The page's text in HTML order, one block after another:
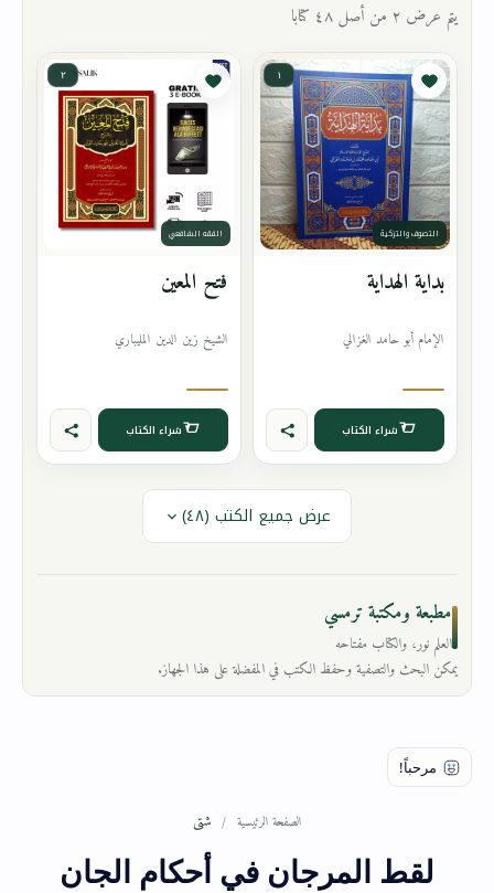
يتم عرض ٢ من أصل ٤٨ كتابا
١
التصوف والتزكية
بداية الهداية
الإمام أبو حامد الغزالي
شراء الكتاب
٢
الفقه الشافعي
فتح المعين
الشيخ زين الدين المليباري
شراء الكتاب
عرض جميع الكتب (٤٨)
مطبعة ومكتبة ترمسي
العلم نور، والكتاب مفتاحه
يمكن البحث والتصفية وحفظ الكتب في المفضلة على هذا الجهاز.
الصفحة الرئيسية شتى
لقط المرجان في أحكام الجان